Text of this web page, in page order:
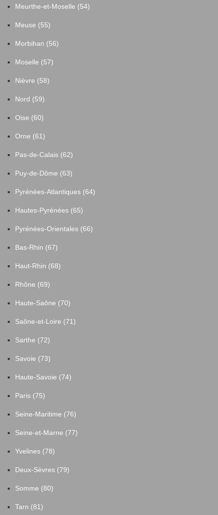
Meurthe-et-Moselle (54)
Meuse (55)
Morbihan (56)
Moselle (57)
Nièvre (58)
Nord (59)
Oise (60)
Orne (61)
Pas-de-Calais (62)
Puy-de-Dôme (63)
Pyrénées-Atlantiques (64)
Hautes-Pyrénées (65)
Pyrénées-Orientales (66)
Bas-Rhin (67)
Haut-Rhin (68)
Rhône (69)
Haute-Saône (70)
Saône-et-Loire (71)
Sarthe (72)
Savoie (73)
Haute-Savoie (74)
Paris (75)
Seine-Maritime (76)
Seine-et-Marne (77)
Yvelines (78)
Deux-Sèvres (79)
Somme (80)
Tarn (81)